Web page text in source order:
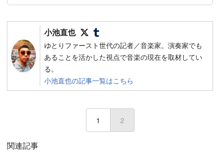
小池直也 Follow on SNS
ゆとりファースト世代の記者／音楽家。演奏家でも
あることを活かした視点で音楽の現在を取材してい
る。
小池直也の記事一覧はこちら
1 2
関連記事